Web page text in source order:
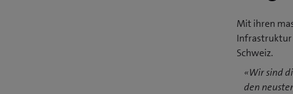
Mit ihren
Infrastruktur
Schweiz.
«Wir sind
den